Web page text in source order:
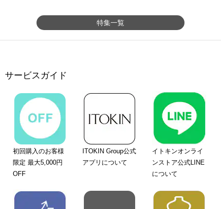
特集一覧
サービスガイド
初回購入のお客様
限定 最大5,000円
OFF
ITOKIN Group公式
アプリについて
イトキンオンライ
ンストア公式LINE
について